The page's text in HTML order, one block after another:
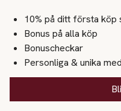
10% på ditt första köp
Bonus på alla köp
Bonuscheckar
Personliga & unika